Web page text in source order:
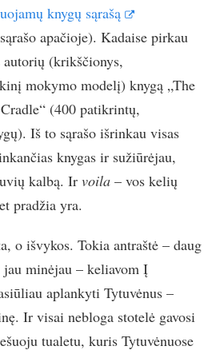
knygų sąrašą
apačioje). Kadaise pirkau
autorių (krikščionys,
mokymo modelį) knygą „The
(400 patikrintų,
Iš to sąrašo išrinkau visas
knygas ir sužiūrėjau,
kalbą. Irvoila – vos kelių
pradžia yra.
o išvykos. Tokia antraštė – daug
minėjau – keliavom Į
aplankyti Tytuvėnus –
Ir visai nebloga stotelė gavosi
tualetu, kuris Tytuvėnuose